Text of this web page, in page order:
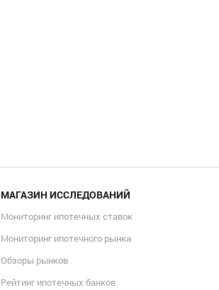
МАГАЗИН ИССЛЕДОВАНИЙ
Мониторинг ипотечных ставок
Мониторинг ипотечного рынка
Обзоры рынков
Рейтинг ипотечных банков